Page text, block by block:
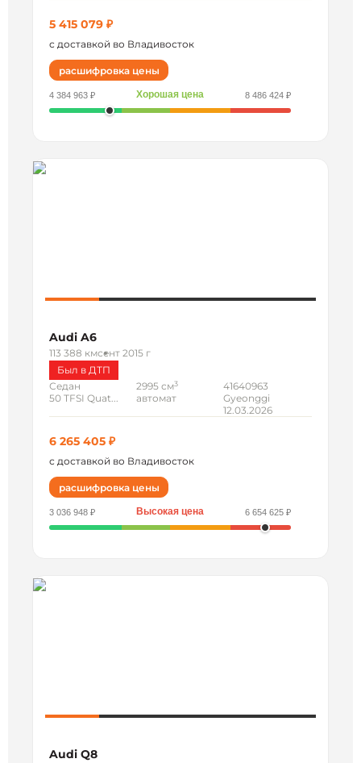
5 415 079 ₽
с доставкой во Владивосток
расшифровка цены
4 384 963 ₽ Хорошая цена 8 486 424 ₽
Audi A6
113 388 кмсент 2015 г
Был в ДТП
Седан
50 TFSI Quat...
2995 см3
автомат
41640963
Gyeonggi
12.03.2026
6 265 405 ₽
с доставкой во Владивосток
расшифровка цены
3 036 948 ₽ Высокая цена 6 654 625 ₽
Audi Q8